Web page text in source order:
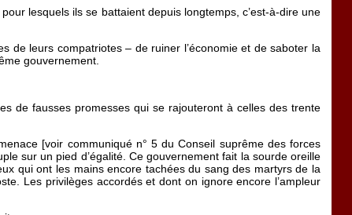
lesquels ils se battaient depuis longtemps, c’est-à-dire une
de leurs compatriotes – de ruiner l’économie et de saboter la
gouvernement.
de fausses promesses qui se rajouteront à celles des trente
[voir communiqué n° 5 du Conseil suprême des forces
sur un pied d’égalité. Ce gouvernement fait la sourde oreille
qui ont les mains encore tachées du sang des martyrs de la
Les privilèges accordés et dont on ignore encore l’ampleur